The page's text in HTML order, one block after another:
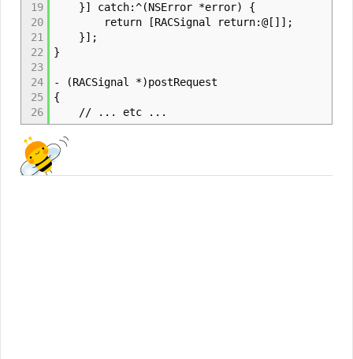
19
20
21
22
23
24
25
26
}] catch:^(NSError *error) {
return [RACSignal return:@[]];
}];
}
- (RACSignal *)postRequest
{
// ... etc ...